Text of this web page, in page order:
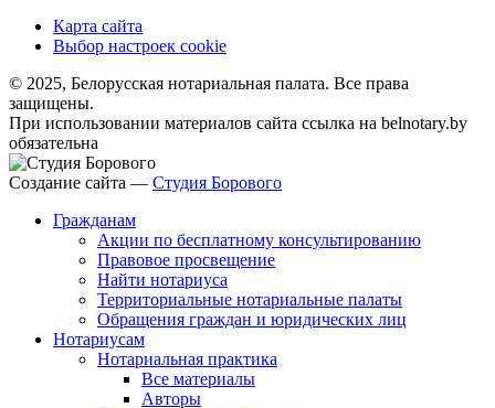
Карта сайта
Выбор настроек cookie
© 2025, Белорусская нотариальная палата. Все права
защищены.
При использовании материалов сайта ссылка на belnotary.by
обязательна
Создание сайта — Студия Борового
Гражданам
Акции по бесплатному консультированию
Правовое просвещение
Найти нотариуса
Территориальные нотариальные палаты
Обращения граждан и юридических лиц
Нотариусам
Нотариальная практика
Все материалы
Авторы